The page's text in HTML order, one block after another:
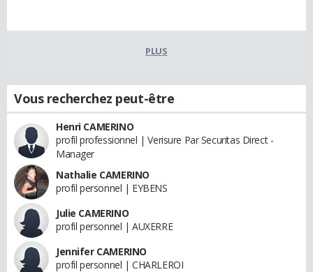
PLUS
Vous recherchez peut-être
Henri CAMERINO
profil professionnel | Verisure Par Securitas Direct -
Manager
Nathalie CAMERINO
profil personnel | EYBENS
Julie CAMERINO
profil personnel | AUXERRE
Jennifer CAMERINO
profil personnel | CHARLEROI